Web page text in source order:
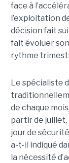
face à
l’exploitation
décision fait
fait évoluer
rythme
Le spécialiste
de chaque
partir de juillet,
jour de
a-t-il indiqué
la nécessité